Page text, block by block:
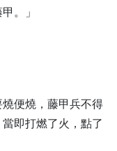
。」
便燒，藤甲兵不得
即打燃了火，點了